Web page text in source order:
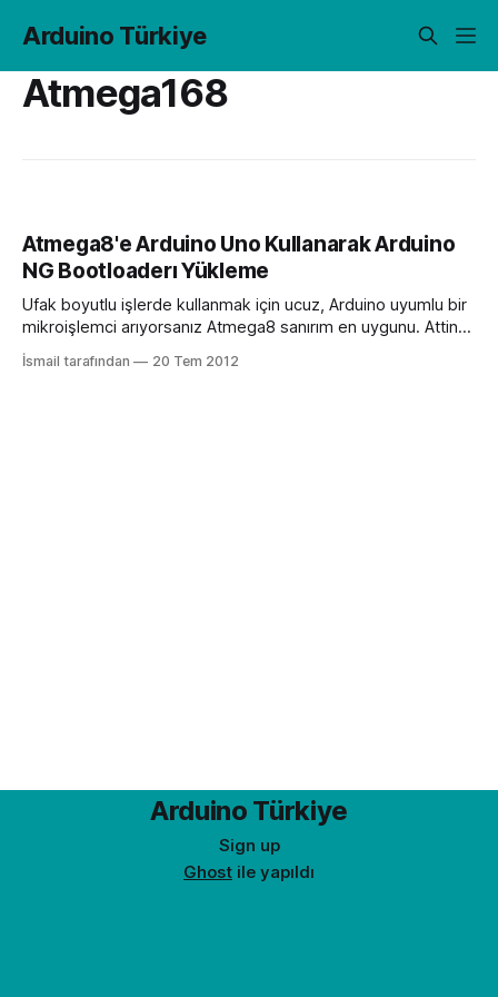
Arduino Türkiye
Atmega168
Atmega8'e Arduino Uno Kullanarak Arduino
NG Bootloaderı Yükleme
Ufak boyutlu işlerde kullanmak için ucuz, Arduino uyumlu bir
mikroişlemci arıyorsanız Atmega8 sanırım en uygunu. Attiny
serisine de bootloader yüklenebiliyor fakat Atmega8’den
tbiraz daha pahalılar ve daha az pine sahipler. Bu yazıda
İsmail tarafından 20 Tem 2012
Arduino Türkiye
Sign up
Ghost ile yapıldı